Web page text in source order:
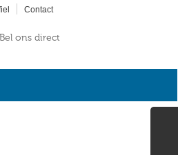
Contact
Bel ons direct